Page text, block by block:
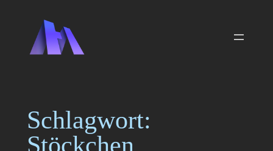
springen
Schlagwort:
Stöckchen